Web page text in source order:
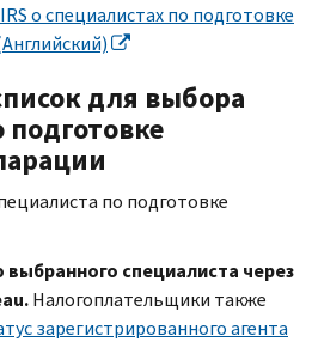
о специалистах по подготовке
для выбора
подготовке
по подготовке
специалиста через
Налогоплательщики также
зарегистрированного агента